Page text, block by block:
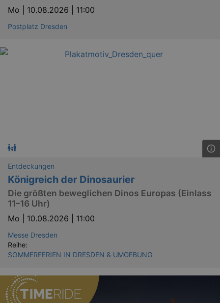
Mo | 10.08.2026 | 11:00
Postplatz Dresden
Entdeckungen
Königreich der Dinosaurier
Die größten beweglichen Dinos Europas (Einlass
11–16 Uhr)
Mo | 10.08.2026 | 11:00
Messe Dresden
Reihe:
SOMMERFERIEN IN DRESDEN & UMGEBUNG
dresden.reservix.de
GPS
VISITOR_INFO1_LIVE
Google LLC